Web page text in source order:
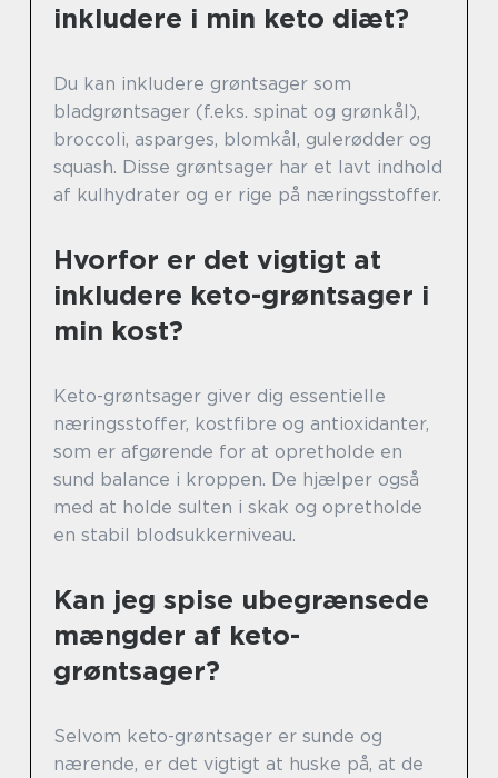
inkludere i min keto diæt?
Du kan inkludere grøntsager som
bladgrøntsager (f.eks. spinat og grønkål),
broccoli, asparges, blomkål, gulerødder og
squash. Disse grøntsager har et lavt indhold
af kulhydrater og er rige på næringsstoffer.
Hvorfor er det vigtigt at
inkludere keto-grøntsager i
min kost?
Keto-grøntsager giver dig essentielle
næringsstoffer, kostfibre og antioxidanter,
som er afgørende for at opretholde en
sund balance i kroppen. De hjælper også
med at holde sulten i skak og opretholde
en stabil blodsukkerniveau.
Kan jeg spise ubegrænsede
mængder af keto-
grøntsager?
Selvom keto-grøntsager er sunde og
nærende, er det vigtigt at huske på, at de